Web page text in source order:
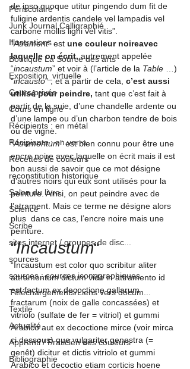
Périscolaire
Junk Journal Calligraphié
Illustrations
Boutique La Source des arts
Exposition_virtuelle
Cours privés
Cours en ligne
Récipients : en métal
Récipients : en verre
Recettes de couleurs
reconstitution historique
Salon du livre
Science
Scribe
sites internet / groupes de disc...
sources
sources : sources iconographiques
Téléchargements/Liens vers docum...
Textile
Actualité
Apprenti / Praticien des couleurs
Bibliographie
de ipso quoque utitur pingendo dum fit de
fuligine ardentis candele vel lampadis vel
carbone mollis ligni vel vitis”
“Atrament” est une couleur noireavec
laquelle on écrit, autrement appelée
“incaustum” et voir à (l’article de la Table …)
“incausto” ; et à partir de cela, c’est aussi
utilisé pour peindre, tant que c’est fait à
partir de la suie, d’une chandelle ardente ou
d’une lampe ou d’un charbon tendre de bois
ou de vigne.
“Atramentum” est bien connu pour être une
encre noire avec laquelle on écrit mais il est
bon aussi de savoir que ce mot désigne
d’autres noirs qui eux sont utilisés pour la
peinture. Ainsi, on peut peindre avec de
l’atrament. Mais ce terme ne désigne alors
plus  dans ce cas, l’encre noire mais une
peinture.
“Incaustum“
“Incaustum est color quo scribitur aliter
attramentum dictum vide in attramento id
est factum ex decoctione gallarum
fractarum (noix de galle concassées) et
vitriolo (sulfate de fer = vitriol) et gummi
Arabico aut ex decoctione mirce (voir mirca
ci dessous) que vulgariter genestra (=
genêt) dicitur et dictis vitriolo et gummi
Arabico et decoctio etiam corticis hoene